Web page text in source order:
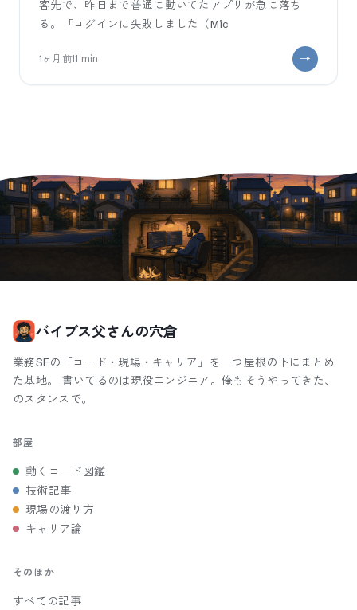
客先で、昨日まで普通に動いてたアプリが急に落ち
る。「ログインに失敗しました（Mic
1ヶ月前11 min
バイブス父さんの穴倉
業務SEの「コード・現場・キャリア」を一つ屋根の下にまとめ
た基地。 書いてるのは現役エンジニア。俺もそうやってきた、
のスタンスで。
部屋
動くコード図鑑
技術記事
現場の渡り方
キャリア論
そのほか
すべての記事